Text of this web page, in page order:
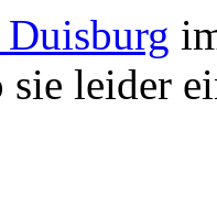
leider